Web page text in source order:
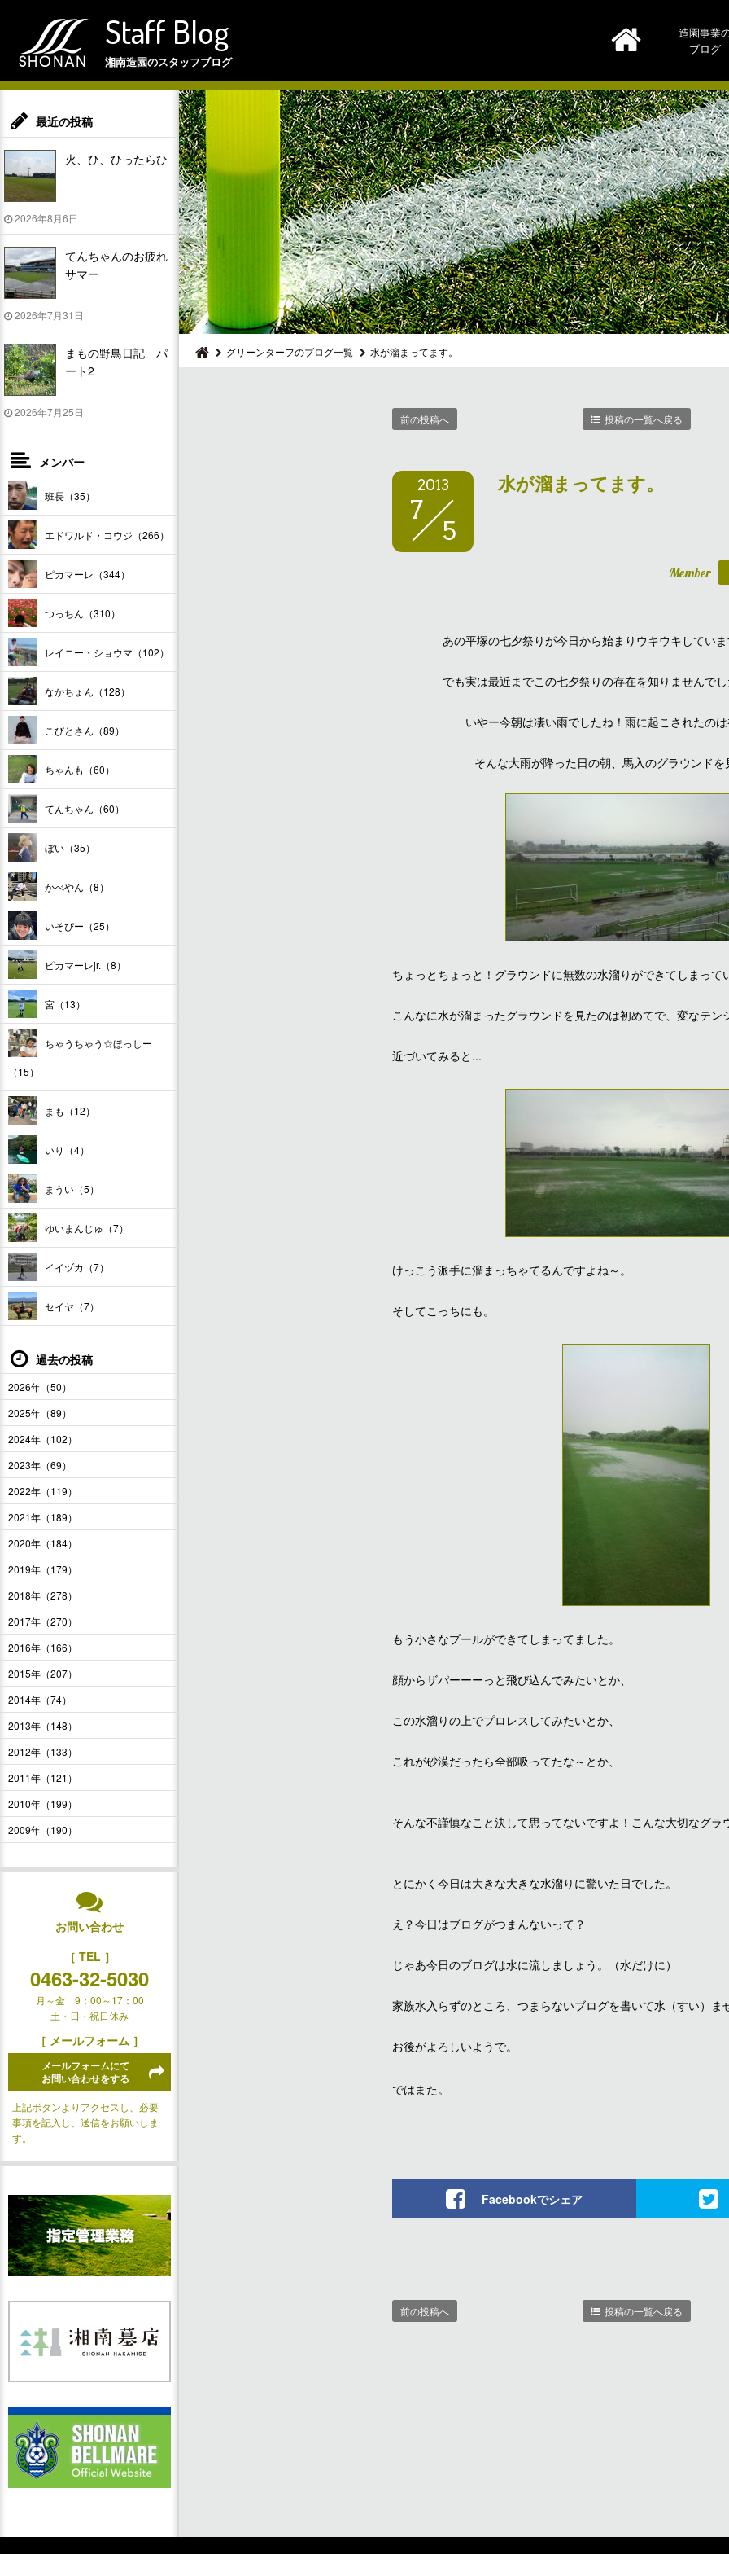
Staff Blog
湘南造園のスタッフブログ
造園事業
ブログ
グリーンターフのブログ一覧 水が溜まってます。
前の投稿へ 投稿の一覧へ戻る
2013
7
5
水が溜まってます。
Member
あの平塚の七夕祭りが今日から始まりウキウキしていま
でも実は最近までこの七夕祭りの存在を知りませんでし
いやー今朝は凄い雨でしたね！雨に起こされたのは
そんな大雨が降った日の朝、馬入のグラウンド
ちょっとちょっと！グラウンドに無数の水溜りができてしまって
こんなに水が溜まったグラウンドを見たのは初めてで、変なテン
近づいてみると...
けっこう派手に溜まっちゃてるんですよね～。
そしてこっちにも。
もう小さなプールができてしまってました。
顔からザパーーーっと飛び込んでみたいとか、
この水溜りの上でプロレスしてみたいとか、
これが砂漠だったら全部吸ってたな～とか、
そんな不謹慎なこと決して思ってないですよ！こんな大切なグラ
とにかく今日は大きな大きな水溜りに驚いた日でした。
え？今日はブログがつまんないって？
じゃあ今日のブログは水に流しましょう。（水だけに）
家族水入らずのところ、つまらないブログを書いて水（すい）ま
お後がよろしいようで。
ではまた。
Facebookでシェア
前の投稿へ 投稿の一覧へ戻る
最近の投稿
火、ひ、ひったらひ
2026年8月6日
てんちゃんのお疲れ
サマー
2026年7月31日
まもの野鳥日記 パ
ート2
2026年7月25日
メンバー
班長（35）
エドワルド・コウジ（266）
ピカマーレ（344）
つっちん（310）
レイニー・ショウマ（102）
なかちょん（128）
こびとさん（89）
ちゃんも（60）
てんちゃん（60）
ぼい（35）
かべやん（8）
いそぴー（25）
ピカマーレjr.（8）
宮（13）
ちゃうちゃう☆ほっしー
（15）
まも（12）
いり（4）
まうい（5）
ゆいまんじゅ（7）
イイヅカ（7）
セイヤ（7）
過去の投稿
2026年（50）
2025年（89）
2024年（102）
2023年（69）
2022年（119）
2021年（189）
2020年（184）
2019年（179）
2018年（278）
2017年（270）
2016年（166）
2015年（207）
2014年（74）
2013年（148）
2012年（133）
2011年（121）
2010年（199）
2009年（190）
お問い合わせ
［ TEL ］
0463-32-5030
月～金 9：00～17：00
土・日・祝日休み
［ メールフォーム ］
メールフォームにて
お問い合わせをする
上記ボタンよりアクセスし、必要
事項を記入し、送信をお願いしま
す。